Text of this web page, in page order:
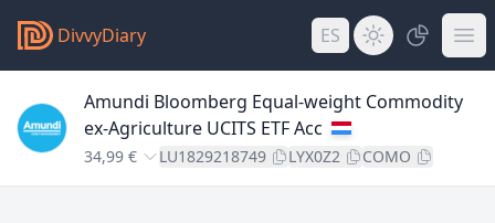
DivvyDiary ES
Amundi Bloomberg Equal-weight Commodity
ex-Agriculture UCITS ETF Acc
34,99 € LU1829218749 LYX0Z2 COMO